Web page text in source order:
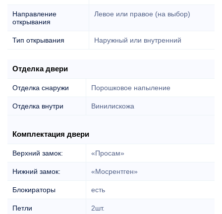
Направление
открывания
Левое или правое (на выбор)
Тип открывания Наружный или внутренний
Отделка двери
Отделка снаружи Порошковое напыление
Отделка внутри Винилискожа
Комплектация двери
Верхний замок: «Просам»
Нижний замок: «Мосрентген»
Блокираторы есть
Петли 2шт.